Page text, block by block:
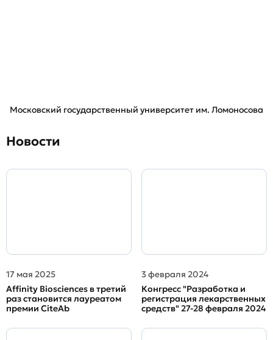
Московский государственный университет им. Ломоносова
Новости
17 мая 2025
Affinity Biosciences в третий
раз становится лауреатом
премии CiteAb
3 февраля 2024
Конгресс "Разработка и
регистрация лекарственных
средств" 27-28 февраля 2024